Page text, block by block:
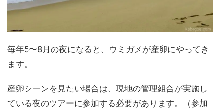
毎年5〜8月の夜になると、ウミガメが産卵にやってき
ます。
産卵シーンを見たい場合は、現地の管理組合が実施し
ている夜のツアーに参加する必要があります。（参加